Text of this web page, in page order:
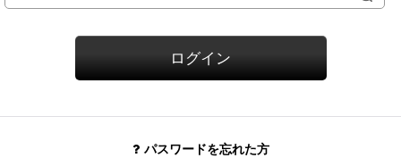
ログイン
パスワードを忘れた方